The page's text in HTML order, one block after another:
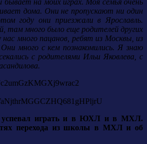
дома. Они не пропускают ни один
году они приезжали в Ярославль.
там много было еще родителей других
много пацанов, ребят из Москвы, из
много с кем познакомились. Я знаю
с родителями Ильи Яковлева, с
успевал играть и в ЮХЛ и в МХЛ.
перехода из школы в МХЛ и об